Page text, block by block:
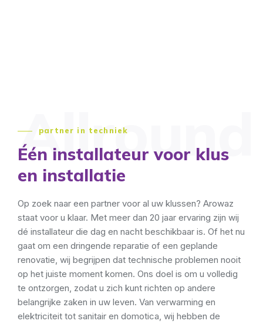
Allround
partner in techniek
Één installateur voor klus
en installatie
Op zoek naar een partner voor al uw klussen? Arowaz
staat voor u klaar. Met meer dan 20 jaar ervaring zijn wij
dé installateur die dag en nacht beschikbaar is. Of het nu
gaat om een dringende reparatie of een geplande
renovatie, wij begrijpen dat technische problemen nooit
op het juiste moment komen. Ons doel is om u volledig
te ontzorgen, zodat u zich kunt richten op andere
belangrijke zaken in uw leven. Van verwarming en
elektriciteit tot sanitair en domotica, wij hebben de